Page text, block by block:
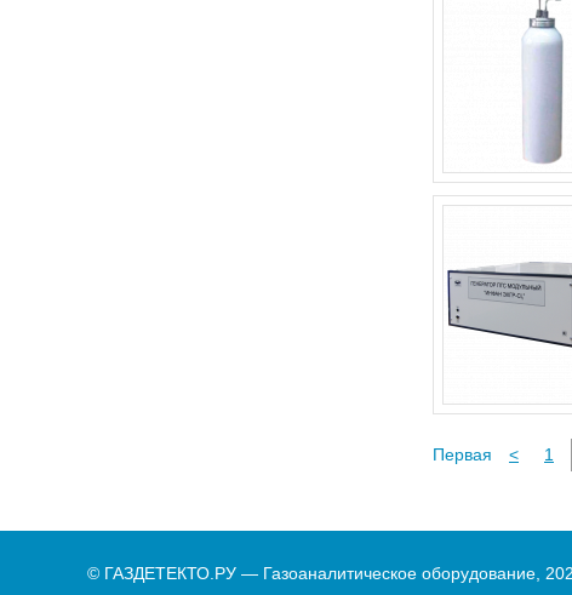
Первая < 1
© ГАЗДЕТЕКТО.РУ — Газоаналитическое оборудование,